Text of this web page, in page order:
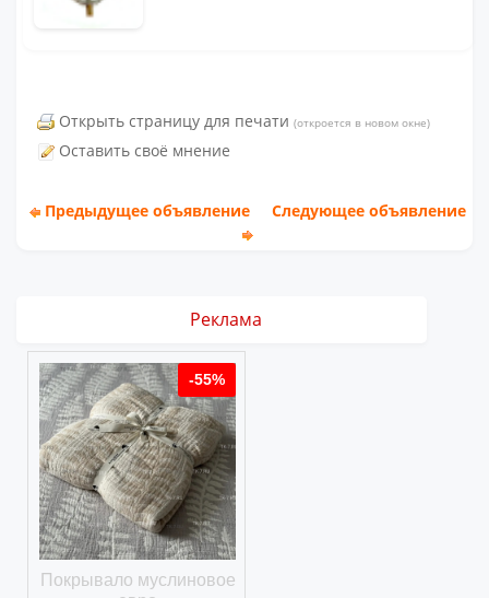
Открыть страницу для печати (откроется в новом окне)
Оставить своё мнение
Предыдущее объявление Следующее объявление
Реклама
-55%
Покрывало муслиновое